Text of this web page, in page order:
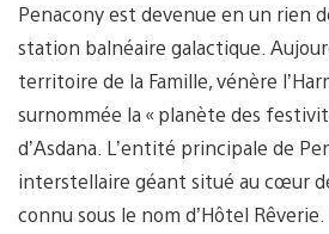
Penacony est devenue en un rien
station balnéaire galactique.
territoire de la Famille, vénère
surnommée la « planète des
d’Asdana. L’entité principale de
interstellaire géant situé au cœur
connu sous le nom d’Hôtel